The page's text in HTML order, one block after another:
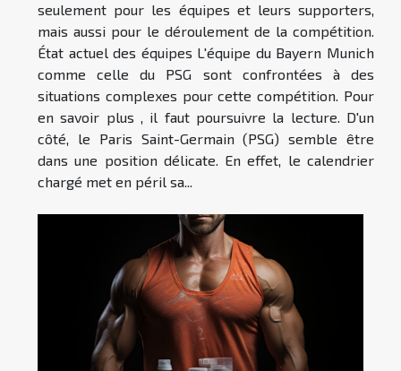
seulement pour les équipes et leurs supporters,
mais aussi pour le déroulement de la compétition.
État actuel des équipes L'équipe du Bayern Munich
comme celle du PSG sont confrontées à des
situations complexes pour cette compétition. Pour
en savoir plus , il faut poursuivre la lecture. D'un
côté, le Paris Saint-Germain (PSG) semble être
dans une position délicate. En effet, le calendrier
chargé met en péril sa...